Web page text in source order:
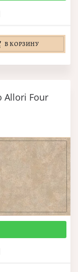
В КОРЗИНУ
Allori Four